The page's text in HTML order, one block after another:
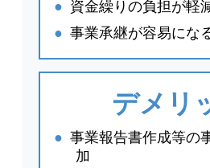
● 資金繰りの負担が軽
● 事業承継が容易にな
デメリ
● 事業報告書作成等の
加